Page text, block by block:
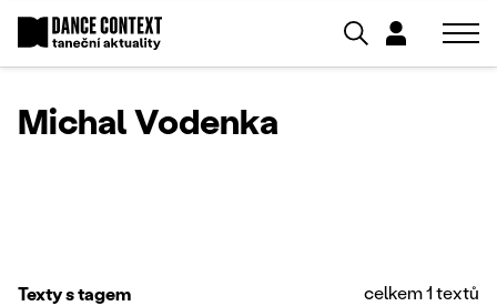
Michal Vodenka
Texty s tagem celkem 1 textů